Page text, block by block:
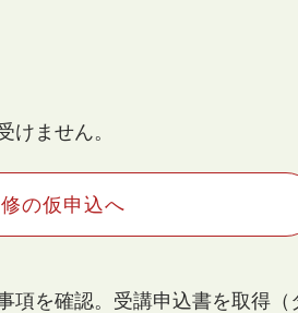
ません。
の仮申込へ
項を確認。受講申込書を取得（